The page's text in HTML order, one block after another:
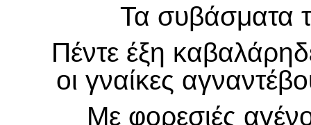
Τα συβάσματα
Πέντε έξη
οι γναίκες
Με φορεσιές